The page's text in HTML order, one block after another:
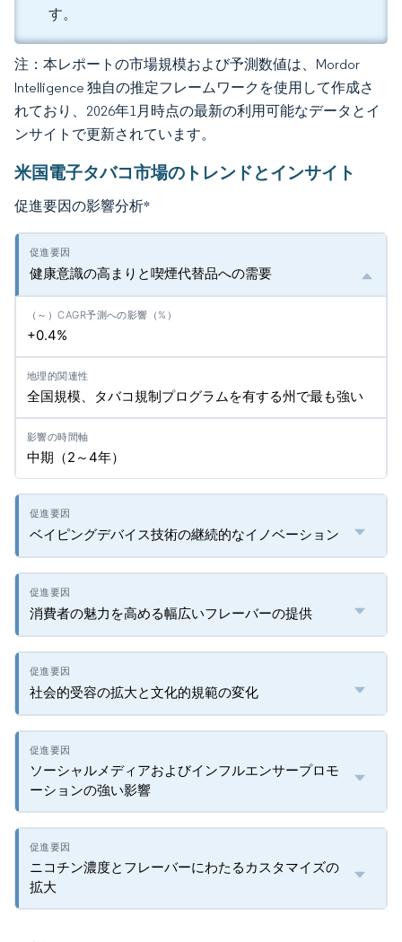
す。
注：本レポートの市場規模および予測数値は、Mordor
Intelligence 独自の推定フレームワークを使用して作成さ
れており、2026年1月時点の最新の利用可能なデータとイ
ンサイトで更新されています。
米国電子タバコ市場のトレンドとインサイト
促進要因の影響分析*
健康意識の高まりと喫煙代替品への需要
+0.4%
全国規模、タバコ規制プログラムを有する州で最も強い
中期（2～4年）
ベイピングデバイス技術の継続的なイノベーション
消費者の魅力を高める幅広いフレーバーの提供
社会的受容の拡大と文化的規範の変化
ソーシャルメディアおよびインフルエンサープロモ
ーションの強い影響
ニコチン濃度とフレーバーにわたるカスタマイズの
拡大